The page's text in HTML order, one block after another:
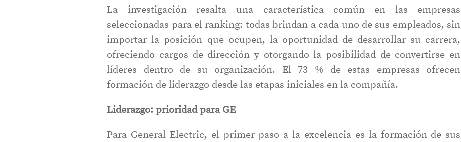
La investigación resalta una característica común en las empresas
seleccionadas para el ranking: todas brindan a cada uno de sus empleados, sin
importar la posición que ocupen, la oportunidad de desarrollar su carrera,
ofreciendo cargos de dirección y otorgando la posibilidad de convertirse en
líderes dentro de su organización. El 73 % de estas empresas ofrecen
formación de liderazgo desde las etapas iniciales en la compañía.
Liderazgo: prioridad para GE
Para General Electric, el primer paso a la excelencia es la formación de sus